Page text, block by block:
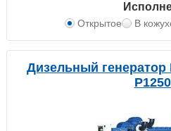
Открытое В
Дизельный генератор